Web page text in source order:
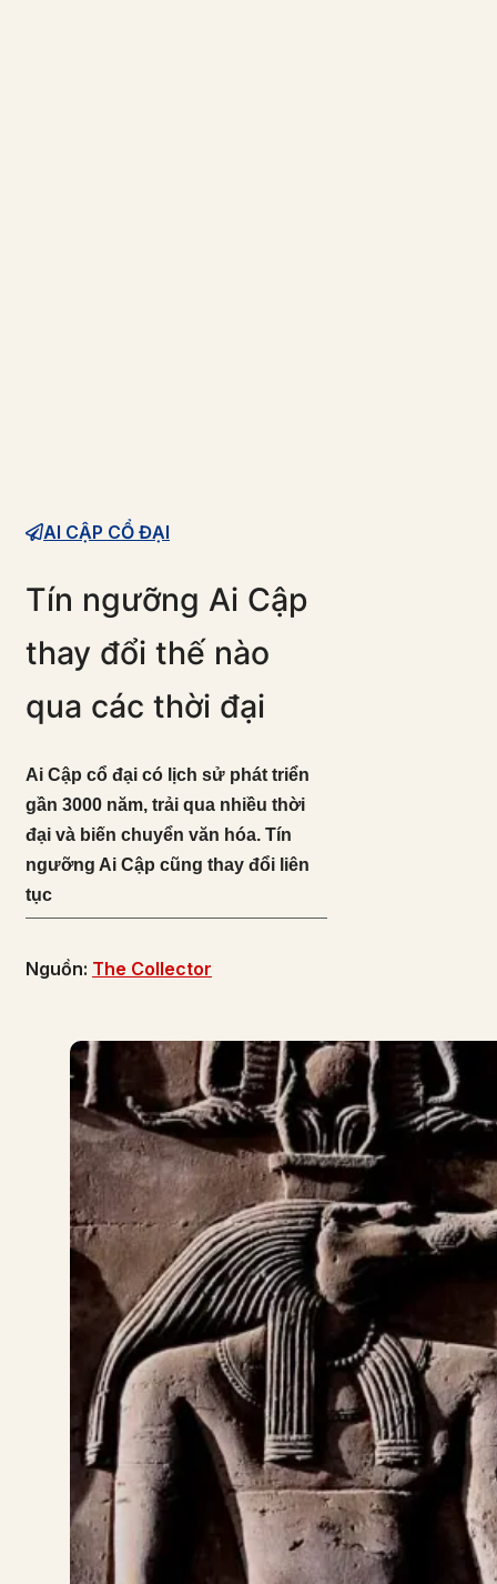
AI CẬP CỔ ĐẠI
Tín ngưỡng Ai Cập
thay đổi thế nào
qua các thời đại
Ai Cập cổ đại có lịch sử phát triển
gần 3000 năm, trải qua nhiều thời
đại và biến chuyển văn hóa. Tín
ngưỡng Ai Cập cũng thay đổi liên
tục
Nguồn: The Collector